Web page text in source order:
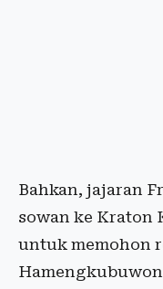
Bahkan, jajaran
sowan ke Kraton
untuk memohon